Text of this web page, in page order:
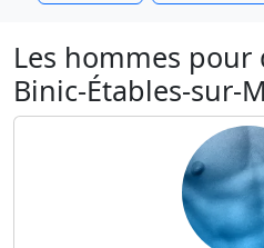
Les hommes pour
Binic-Étables-sur-